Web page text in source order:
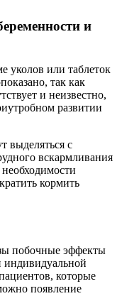
и
уколов или таблеток
так как
и неизвестно,
развитии
выделяться с
вскармливания
кормить
побочные эффекты
которые
появление